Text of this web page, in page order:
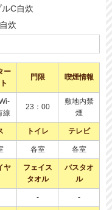
ルC自炊
炊
ー
門限 喫煙情報
線
23：00
敷地内禁
煙
トイレ テレビ
各室 各室
ヤ
フェイス
タオル
バスタオ
ル
- -